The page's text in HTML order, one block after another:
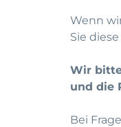
Wenn
Sie
Wir
und die
Bei